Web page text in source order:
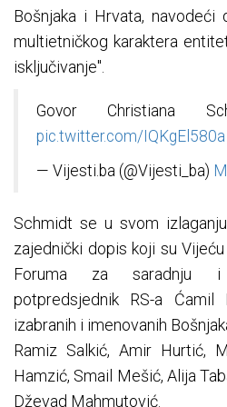
Bošnjaka i Hrvata, navodeći
multietničkog karaktera
isključivanje".
Govor Christiana
pic.twitter.com/IQKgEl580a
— Vijesti.ba (@Vijesti_ba)
Schmidt se u svom
zajednički dopis koji su
Foruma za saradnju i
potpredsjednik RS-a
izabranih i imenovanih
Ramiz Salkić, Amir Hurtić,
Hamzić, Smail Mešić, Alija
Dževad Mahmutović.